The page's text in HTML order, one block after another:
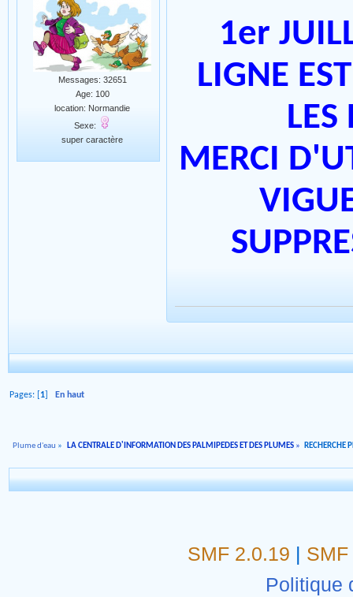
Messages: 32651
Age: 100
location: Normandie
Sexe:
super caractère
1er
LIGNE
LES
MERCI
Pages: [ 1 En haut
Plume d'eau » LA CENTRALE D'INFORMATION DES PALMIPEDES ET DES PLUMES » RECHERCHE
SMF 2.0.19 |
Politique